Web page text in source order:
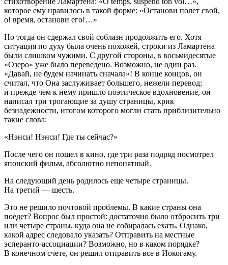
которое ему нравилось в такой форме: «Останови полет свой,
о! время, останови его!…»
Но тогда он сдержал свой соблазн продолжить его. Хотя
ситуация по духу была очень похожей, строки из Ламартена
были слишком чужими. С другой стороны, в восьмидесятые
«Озеро» уже было переведено. Возможно, не один раз.
«Давай, не будем начинать сначала»! В конце концов, он
считал, что Она заслуживает большего, нежели перевод;
и прежде чем к нему пришло поэтическое вдохновение, он
написал три трогающие за душу страницы, крик
безнадежности, итогом которого могли стать приблизительно
такие слова:
«Нэнси! Нэнси! Где ты сейчас?»
После чего он пошел в кино, где три раза подряд посмотрел
японский фильм, абсолютно непонятный.
На следующий день родилось еще четыре страницы.
На третий — шесть.
Это не решило почтовой проблемы. В какие страны она
поедет? Вопрос был простой: достаточно было отбросить три
или четыре страны, куда она не собиралась ехать. Однако,
какой адрес следовало указать? Отправить на местные
эсперанто-ассоциации? Возможно, но в каком порядке?
В конечном счете, он решил отправить все в Иокогаму.